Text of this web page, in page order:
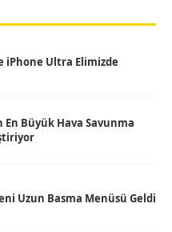
iPhone Ultra Elimizde
En Büyük Hava Savunma
Uzun Basma Menüsü Geldi